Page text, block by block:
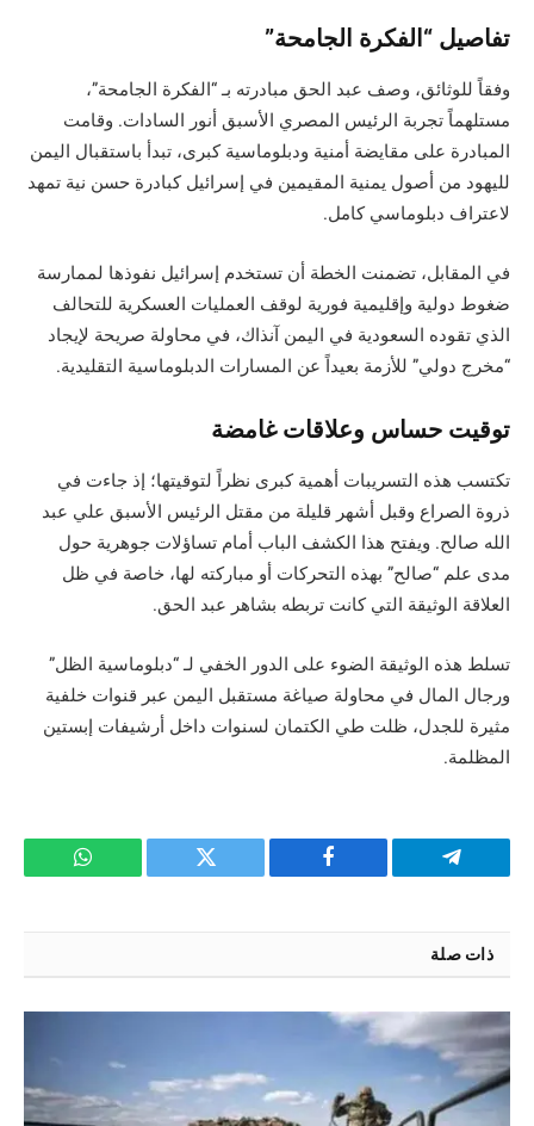
تفاصيل “الفكرة الجامحة”
وفقاً للوثائق، وصف عبد الحق مبادرته بـ “الفكرة الجامحة”،
مستلهماً تجربة الرئيس المصري الأسبق أنور السادات. وقامت
المبادرة على مقايضة أمنية ودبلوماسية كبرى، تبدأ باستقبال اليمن
لليهود من أصول يمنية المقيمين في إسرائيل كبادرة حسن نية تمهد
لاعتراف دبلوماسي كامل.
في المقابل، تضمنت الخطة أن تستخدم إسرائيل نفوذها لممارسة
ضغوط دولية وإقليمية فورية لوقف العمليات العسكرية للتحالف
الذي تقوده السعودية في اليمن آنذاك، في محاولة صريحة لإيجاد
“مخرج دولي” للأزمة بعيداً عن المسارات الدبلوماسية التقليدية.
توقيت حساس وعلاقات غامضة
تكتسب هذه التسريبات أهمية كبرى نظراً لتوقيتها؛ إذ جاءت في
ذروة الصراع وقبل أشهر قليلة من مقتل الرئيس الأسبق علي عبد
الله صالح. ويفتح هذا الكشف الباب أمام تساؤلات جوهرية حول
مدى علم “صالح” بهذه التحركات أو مباركته لها، خاصة في ظل
العلاقة الوثيقة التي كانت تربطه بشاهر عبد الحق.
تسلط هذه الوثيقة الضوء على الدور الخفي لـ “دبلوماسية الظل”
ورجال المال في محاولة صياغة مستقبل اليمن عبر قنوات خلفية
مثيرة للجدل، ظلت طي الكتمان لسنوات داخل أرشيفات إبستين
المظلمة.
تيلقرام فيسبوك تويتر واتساب
ذات صلة